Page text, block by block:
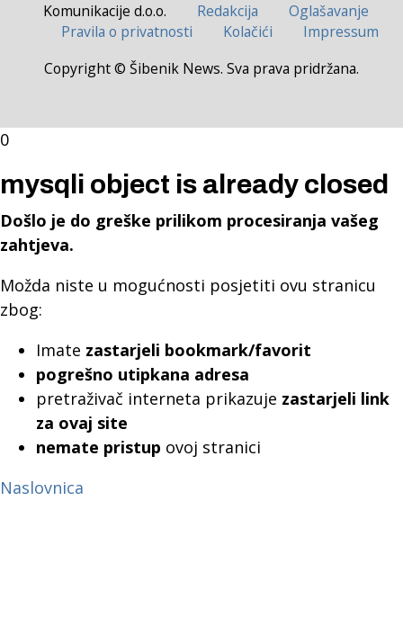
Komunikacije d.o.o. Redakcija
Oglašavanje
Pravila o privatnosti
Kolačići
Impressum
Copyright © Šibenik News. Sva prava pridržana.
0
mysqli object is already closed
Došlo je do greške prilikom procesiranja vašeg
zahtjeva.
Možda niste u mogućnosti posjetiti ovu stranicu
zbog:
Imate zastarjeli bookmark/favorit
pogrešno utipkana adresa
pretraživač interneta prikazuje zastarjeli link
za ovaj site
nemate pristup ovoj stranici
Naslovnica